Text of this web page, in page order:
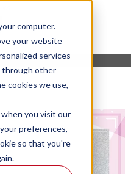
computer.
your website
services
through other
cookies we use,
you visit our
preferences,
so that you're